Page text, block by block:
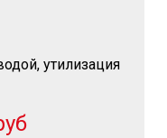
утилизация